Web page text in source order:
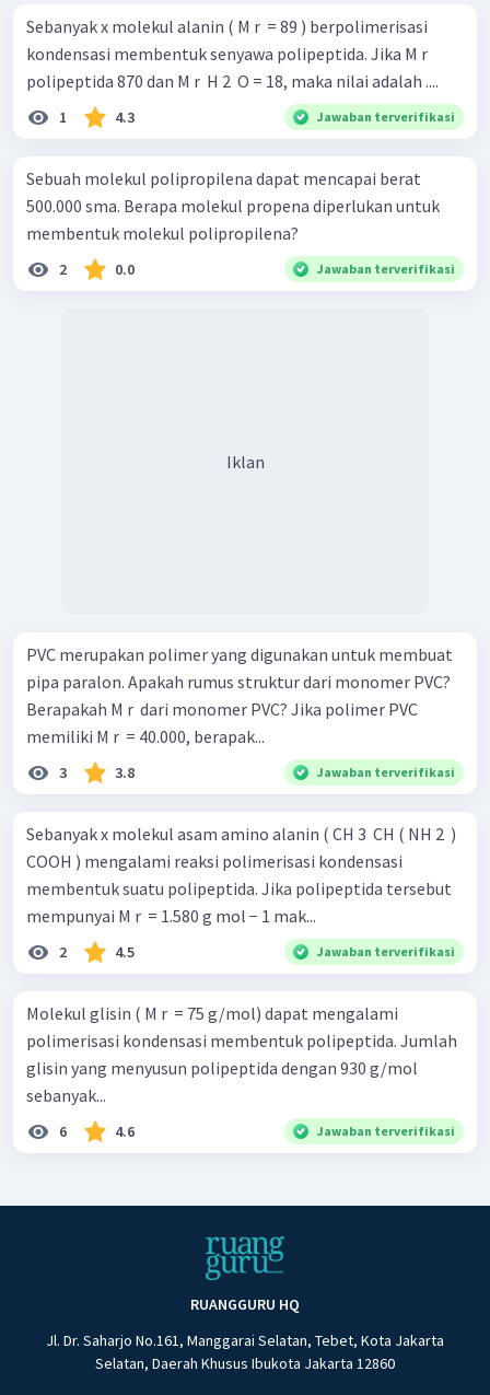
Sebanyak x molekul alanin ( M r ​ = 89 ) berpolimerisasi
kondensasi membentuk senyawa polipeptida. Jika M r ​
polipeptida 870 dan M r ​ H 2 ​ O = 18, maka nilai adalah ....
1 4.3 Jawaban terverifikasi
Sebuah molekul polipropilena dapat mencapai berat
500.000 sma. Berapa molekul propena diperlukan untuk
membentuk molekul polipropilena?
2 0.0 Jawaban terverifikasi
Iklan
PVC merupakan polimer yang digunakan untuk membuat
pipa paralon. Apakah rumus struktur dari monomer PVC?
Berapakah M r ​ dari monomer PVC? Jika polimer PVC
memiliki M r ​ = 40.000, berapak...
3 3.8 Jawaban terverifikasi
Sebanyak x molekul asam amino alanin ( CH 3 ​ CH ( NH 2 ​ )
COOH ) mengalami reaksi polimerisasi kondensasi
membentuk suatu polipeptida. Jika polipeptida tersebut
mempunyai M r ​ = 1.580 g mol − 1 mak...
2 4.5 Jawaban terverifikasi
Molekul glisin ( M r ​ = 75 g/mol) dapat mengalami
polimerisasi kondensasi membentuk polipeptida. Jumlah
glisin yang menyusun polipeptida dengan 930 g/mol
sebanyak...
6 4.6 Jawaban terverifikasi
RUANGGURU HQ
Jl. Dr. Saharjo No.161, Manggarai Selatan, Tebet, Kota Jakarta
Selatan, Daerah Khusus Ibukota Jakarta 12860